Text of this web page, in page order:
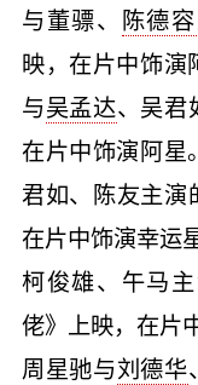
与董骠、 陈德容
映，在片中饰
与吴孟达、吴君
在片中饰演阿星
君如、陈友主演
在片中饰演幸运
柯俊雄、午马
佬》上映，在片
周星驰与刘德华、